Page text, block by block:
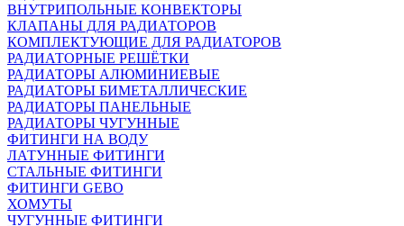
ВНУТРИПОЛЬНЫЕ КОНВЕКТОРЫ
КЛАПАНЫ ДЛЯ РАДИАТОРОВ
КОМПЛЕКТУЮЩИЕ ДЛЯ РАДИАТОРОВ
РАДИАТОРНЫЕ РЕШЁТКИ
РАДИАТОРЫ АЛЮМИНИЕВЫЕ
РАДИАТОРЫ БИМЕТАЛЛИЧЕСКИЕ
РАДИАТОРЫ ПАНЕЛЬНЫЕ
РАДИАТОРЫ ЧУГУННЫЕ
ФИТИНГИ НА ВОДУ
ЛАТУННЫЕ ФИТИНГИ
СТАЛЬНЫЕ ФИТИНГИ
ФИТИНГИ GEBO
ХОМУТЫ
ЧУГУННЫЕ ФИТИНГИ